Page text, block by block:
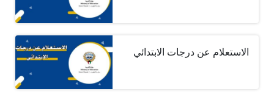
الاستعلام عن درجات الابتدائي